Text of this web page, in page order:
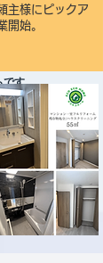
んでしまう
です。
フォームを
主様にピックア
開始。